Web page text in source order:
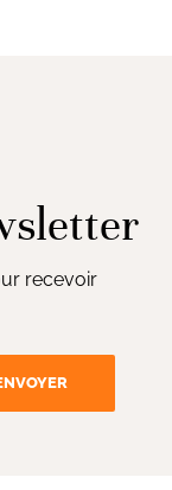
recevoir